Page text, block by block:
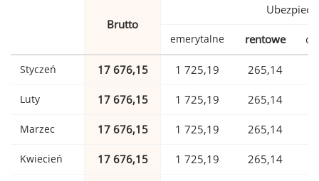
Brutto
emerytalne rentowe
Styczeń 17 676,15 1 725,19 265,14
Luty 17 676,15 1 725,19 265,14
Marzec 17 676,15 1 725,19 265,14
Kwiecień 17 676,15 1 725,19 265,14